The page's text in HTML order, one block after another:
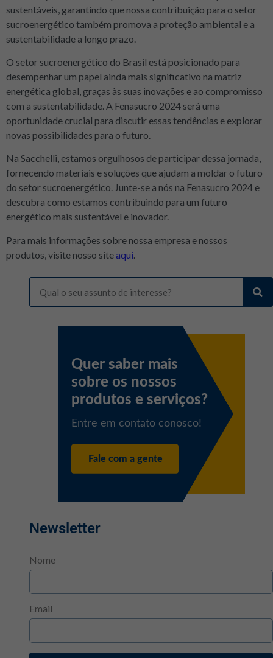
sustentáveis, garantindo que nossa contribuição para o setor
sucroenergético também promova a proteção ambiental e a
sustentabilidade a longo prazo.
O setor sucroenergético do Brasil está posicionado para
desempenhar um papel ainda mais significativo na matriz
energética global, graças às suas inovações e ao compromisso
com a sustentabilidade. A Fenasucro 2024 será uma
oportunidade crucial para discutir essas tendências e explorar
novas possibilidades para o futuro.
Na Sacchelli, estamos orgulhosos de participar dessa jornada,
fornecendo materiais e soluções que ajudam a moldar o futuro
do setor sucroenergético. Junte-se a nós na Fenasucro 2024 e
descubra como estamos contribuindo para um futuro
energético mais sustentável e inovador.
Para mais informações sobre nossa empresa e nossos
produtos, visite nosso siteaqui
Newsletter
Nome
Email